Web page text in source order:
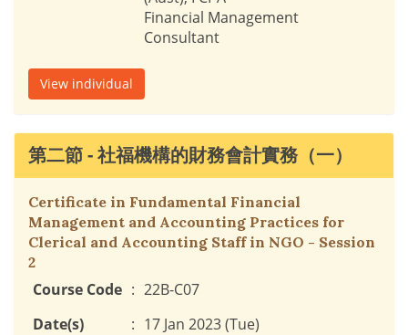
Financial Management
Consultant
View individual
第二節 - 社福機構的財務會計實務（一）
Certificate in Fundamental Financial
Management and Accounting Practices for
Clerical and Accounting Staff in NGO - Session
2
Course Code : 22B-C07
Date(s)
: 17 Jan 2023 (Tue)